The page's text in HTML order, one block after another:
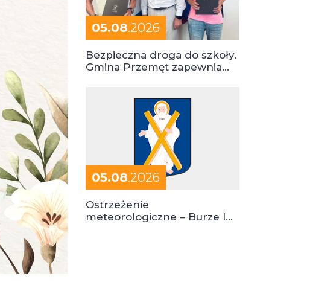
05.08.2026
Bezpieczna droga do szkoły.
Gmina Przemęt zapewnia
05.08.2026
Ostrzeżenie
meteorologiczne – Burze I